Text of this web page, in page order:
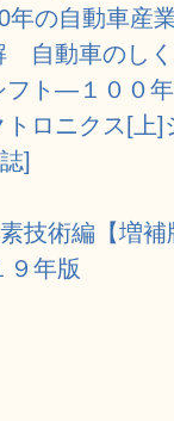
年の自動車産
自動車のし
ト―１００年
ロニクス[上
]
技術編【増補
９年版